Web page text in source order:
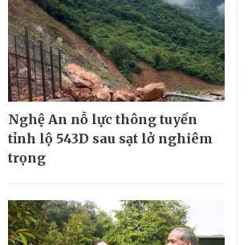
Nghệ An nỗ lực thông tuyến
tỉnh lộ 543D sau sạt lở nghiêm
trọng